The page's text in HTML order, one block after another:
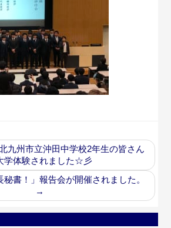
九州市立沖田中学校2年生の皆さん
学体験されました☆彡
秘書！」報告会が開催されました。
→